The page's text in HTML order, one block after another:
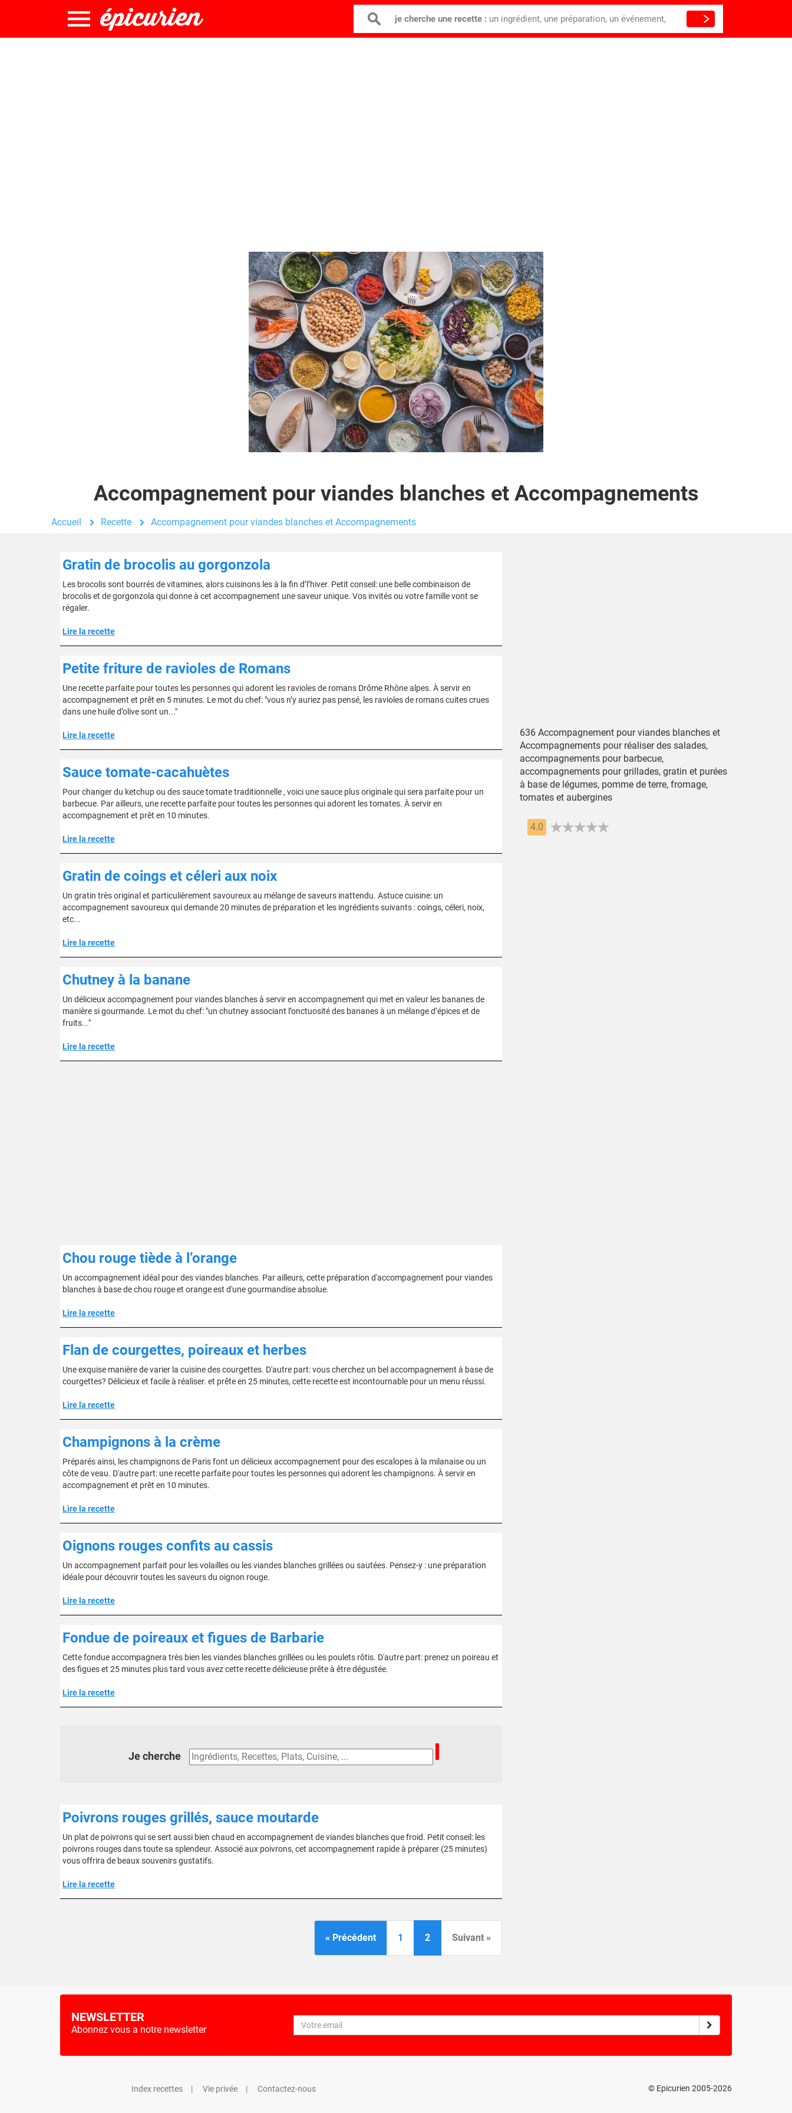
je cherche une recette : un ingrédient, une préparation, un événement,
Accompagnement pour viandes blanches et Accompagnements
Accueil Recette Accompagnement pour viandes blanches et Accompagnements
Gratin de brocolis au gorgonzola
Les brocolis sont bourrés de vitamines, alors cuisinons les à la fin d’l’hiver. Petit conseil: une belle combinaison de
brocolis et de gorgonzola qui donne à cet accompagnement une saveur unique. Vos invités ou votre famille vont se
régaler.
Lire la recette
Petite friture de ravioles de Romans
Une recette parfaite pour toutes les personnes qui adorent les ravioles de romans Drôme Rhône alpes. À servir en
accompagnement et prêt en 5 minutes. Le mot du chef: "vous n’y auriez pas pensé, les ravioles de romans cuites crues
dans une huile d’olive sont un..."
Lire la recette
Sauce tomate-cacahuètes
Pour changer du ketchup ou des sauce tomate traditionnelle , voici une sauce plus originale qui sera parfaite pour un
barbecue. Par ailleurs, une recette parfaite pour toutes les personnes qui adorent les tomates. À servir en
accompagnement et prêt en 10 minutes.
Lire la recette
Gratin de coings et céleri aux noix
Un gratin très original et particulièrement savoureux au mélange de saveurs inattendu. Astuce cuisine: un
accompagnement savoureux qui demande 20 minutes de préparation et les ingrédients suivants : coings, céleri, noix,
etc...
Lire la recette
Chutney à la banane
Un délicieux accompagnement pour viandes blanches à servir en accompagnement qui met en valeur les bananes de
manière si gourmande. Le mot du chef: "un chutney associant l’onctuosité des bananes à un mélange d’épices et de
fruits..."
Lire la recette
Chou rouge tiède à l’orange
Un accompagnement idéal pour des viandes blanches. Par ailleurs, cette préparation d'accompagnement pour viandes
blanches à base de chou rouge et orange est d'une gourmandise absolue.
Lire la recette
Flan de courgettes, poireaux et herbes
Une exquise manière de varier la cuisine des courgettes. D'autre part: vous cherchez un bel accompagnement à base de
courgettes? Délicieux et facile à réaliser. et prête en 25 minutes, cette recette est incontournable pour un menu réussi.
Lire la recette
Champignons à la crème
Préparés ainsi, les champignons de Paris font un délicieux accompagnement pour des escalopes à la milanaise ou un
côte de veau. D'autre part: une recette parfaite pour toutes les personnes qui adorent les champignons. À servir en
accompagnement et prêt en 10 minutes.
Lire la recette
Oignons rouges confits au cassis
Un accompagnement parfait pour les volailles ou les viandes blanches grillées ou sautées. Pensez-y : une préparation
idéale pour découvrir toutes les saveurs du oignon rouge.
Lire la recette
Fondue de poireaux et figues de Barbarie
Cette fondue accompagnera très bien les viandes blanches grillées ou les poulets rôtis. D'autre part: prenez un poireau et
des figues et 25 minutes plus tard vous avez cette recette délicieuse prête à être dégustée.
Lire la recette
Je cherche
Poivrons rouges grillés, sauce moutarde
Un plat de poivrons qui se sert aussi bien chaud en accompagnement de viandes blanches que froid. Petit conseil: les
poivrons rouges dans toute sa splendeur. Associé aux poivrons, cet accompagnement rapide à préparer (25 minutes)
vous offrira de beaux souvenirs gustatifs.
Lire la recette
« Précédent 1 2 Suivant »
636 Accompagnement pour viandes blanches et
Accompagnements pour réaliser des salades,
accompagnements pour barbecue,
accompagnements pour grillades, gratin et purées
à base de légumes, pomme de terre, fromage,
tomates et aubergines
4.0
NEWSLETTER
Abonnez vous a notre newsletter
Index recettes Vie privée Contactez-nous © Epicurien 2005-2026